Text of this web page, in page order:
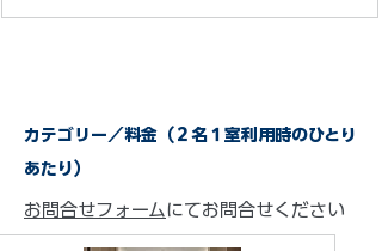
カテゴリー／料金（２名１室利用時のひとり
あたり）
お問合せフォームにてお問合せください